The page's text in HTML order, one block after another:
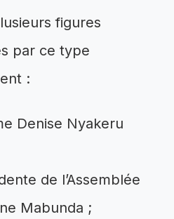
figures
par ce type
:
Denise Nyakeru
de l’Assemblée
Mabunda ;